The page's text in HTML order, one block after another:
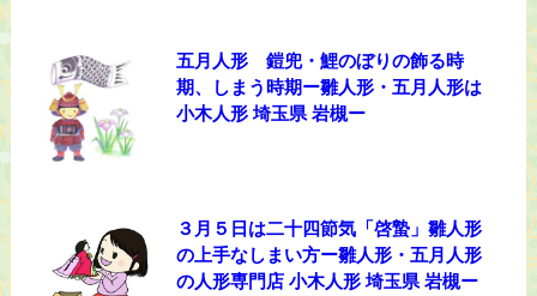
五月人形 鎧兜・鯉のぼりの飾る時
期、しまう時期ー雛人形・五月人形は
小木人形 埼玉県 岩槻ー
３月５日は二十四節気「啓蟄」雛人形
の上手なしまい方ー雛人形・五月人形
の人形専門店 小木人形 埼玉県 岩槻ー